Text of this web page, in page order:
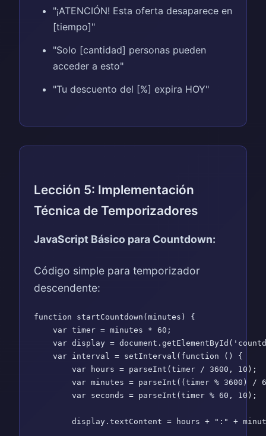
"¡ATENCIÓN! Esta oferta desaparece en
[tiempo]"
"Solo [cantidad] personas pueden
acceder a esto"
"Tu descuento del [%] expira HOY"
Lección 5: Implementación
Técnica de Temporizadores
JavaScript Básico para Countdown:
Código simple para temporizador
descendente:
function startCountdown(minutes) {
    var timer = minutes * 60;
var display =
    var interval = setInterval(function () {
        var hours = parseInt(timer / 3600, 10);
var minutes = parseInt((timer % 3600) /
        var seconds = parseInt(timer % 60, 10);
display.textContent = hours + ":" +